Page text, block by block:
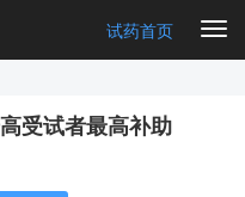
试药首页
受试者最高补助